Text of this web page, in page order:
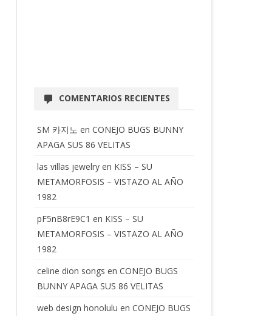
COMENTARIOS RECIENTES
SM 카지노 en CONEJO BUGS BUNNY
APAGA SUS 86 VELITAS
las villas jewelryen KISS – SU
METAMORFOSIS – VISTAZO AL AÑO
1982
pF5nB8rE9C1 en KISS – SU
METAMORFOSIS – VISTAZO AL AÑO
1982
celine dion songs en CONEJO BUGS
BUNNY APAGA SUS 86 VELITAS
web design honolulu en CONEJO BUGS